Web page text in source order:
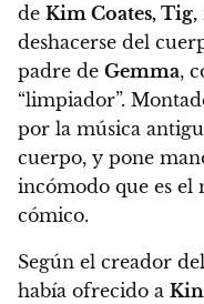
de Kim Coates, Tig,
deshacerse del
padre de Gemma,
“limpiador”.
por la música
cuerpo, y pone
incómodo que es el
cómico.
Según el creador
había ofrecido a